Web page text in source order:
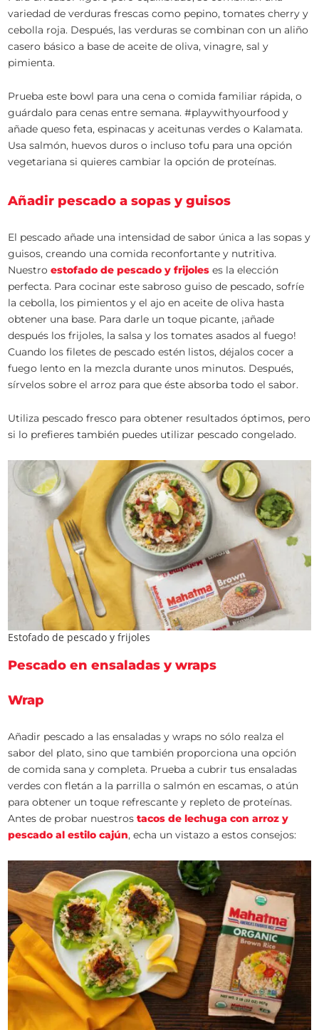
variedad de verduras frescas como pepino, tomates cherry y
cebolla roja. Después, las verduras se combinan con un aliño
casero básico a base de aceite de oliva, vinagre, sal y
pimienta.
Prueba este bowl para una cena o comida familiar rápida, o
guárdalo para cenas entre semana. #playwithyourfood y
añade queso feta, espinacas y aceitunas verdes o Kalamata.
Usa salmón, huevos duros o incluso tofu para una opción
vegetariana si quieres cambiar la opción de proteínas.
Añadir pescado a sopas y guisos
El pescado añade una intensidad de sabor única a las sopas y
guisos, creando una comida reconfortante y nutritiva.
Nuestroestofado de pescado y frijoles es la elección
perfecta. Para cocinar este sabroso guiso de pescado, sofríe
la cebolla, los pimientos y el ajo en aceite de oliva hasta
obtener una base. Para darle un toque picante, ¡añade
después los frijoles, la salsa y los tomates asados al fuego!
Cuando los filetes de pescado estén listos, déjalos cocer a
fuego lento en la mezcla durante unos minutos. Después,
sírvelos sobre el arroz para que éste absorba todo el sabor.
Utiliza pescado fresco para obtener resultados óptimos, pero
si lo prefieres también puedes utilizar pescado congelado.
Estofado de pescado y frijoles
Pescado en ensaladas y wraps
Wrap
Añadir pescado a las ensaladas y wraps no sólo realza el
sabor del plato, sino que también proporciona una opción
de comida sana y completa. Prueba a cubrir tus ensaladas
verdes con fletán a la parrilla o salmón en escamas, o atún
para obtener un toque refrescante y repleto de proteínas.
Antes de probar nuestrostacos de lechuga con arroz y
pescado al estilo cajún, echa un vistazo a estos consejos: